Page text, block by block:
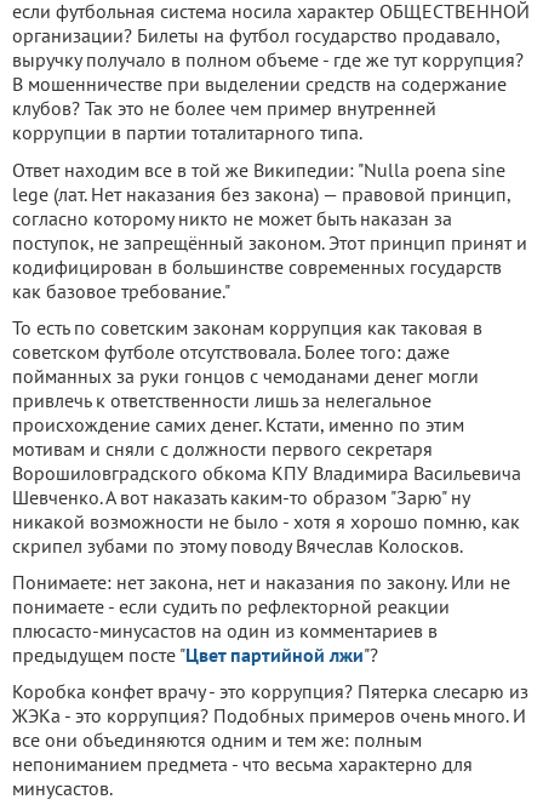
если футбольная система носила характер ОБЩЕСТВЕННОЙ
организации? Билеты на футбол государство продавало,
выручку получало в полном объеме - где же тут коррупция?
В мошенничестве при выделении средств на содержание
клубов? Так это не более чем пример внутренней
коррупции в партии тоталитарного типа.
Ответ находим все в той же Википедии: "Nulla poena sine
lege (лат. Нет наказания без закона) — правовой принцип,
согласно которому никто не может быть наказан за
поступок, не запрещённый законом. Этот принцип принят и
кодифицирован в большинстве современных государств
как базовое требование."
То есть по советским законам коррупция как таковая в
советском футболе отсутствовала. Более того: даже
пойманных за руки гонцов с чемоданами денег могли
привлечь к ответственности лишь за нелегальное
происхождение самих денег. Кстати, именно по этим
мотивам и сняли с должности первого секретаря
Ворошиловградского обкома КПУ Владимира Васильевича
Шевченко. А вот наказать каким-то образом "Зарю" ну
никакой возможности не было - хотя я хорошо помню, как
скрипел зубами по этому поводу Вячеслав Колосков.
Понимаете: нет закона, нет и наказания по закону. Или не
понимаете - если судить по рефлекторной реакции
плюсасто-минусастов на один из комментариев в
предыдущем посте "Цвет партийной лжи"?
Коробка конфет врачу - это коррупция? Пятерка слесарю из
ЖЭКа - это коррупция? Подобных примеров очень много. И
все они объединяются одним и тем же: полным
непониманием предмета - что весьма характерно для
минусастов.